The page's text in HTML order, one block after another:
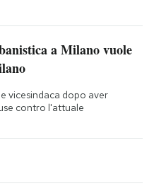
a Milano vuole
vicesindaca dopo aver
contro l'attuale